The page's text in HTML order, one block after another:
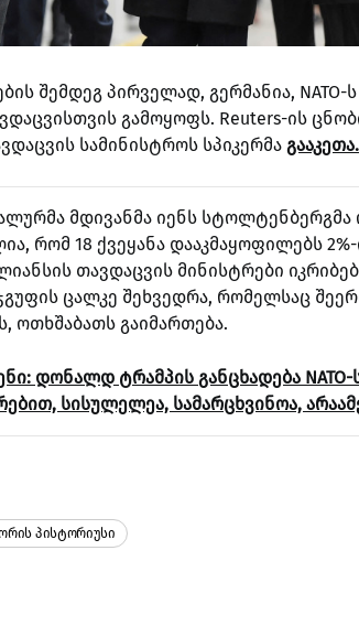
შემდეგ პირველად, გერმანია, NATO-
გამოყოფს. Reuters-ის
სამინისტროს სპიკერმა გააკეთა.
მდივანმა იენს
რომ 18 ქვეყანა დააკმაყოფილებს 2%-
თავდაცვის მინისტრები
ცალკე შეხვედრა, რომელსაც
ოთხშაბათს გაიმართება.
დონალდ ტრამპის განცხადება NATO-
სისულელეა, სამარცხვინოა,
Პისტორიუსი